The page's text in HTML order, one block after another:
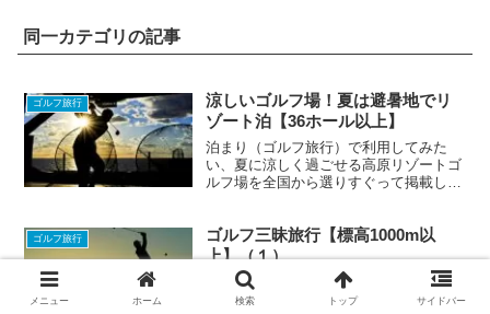
同一カテゴリの記事
ゴルフ旅行
涼しいゴルフ場！夏は避暑地でリ
ゾート泊【36ホール以上】
泊まり（ゴルフ旅行）で利用してみた
い、夏に涼しく過ごせる高原リゾートゴ
ルフ場を全国から選りすぐって掲載しま
ゴルフ旅行
ゴルフ三昧旅行【標高1000m以
上】（１）
猛暑日（気温35℃以上）でも涼しさを保
証してくれる、標高1000mを超える高原
メニュー ホーム 検索 トップ サイドバー